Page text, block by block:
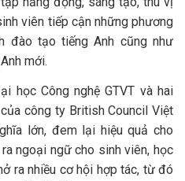
viên tiếp cận những phương
đào tạo tiếng Anh cũng như
mới.
học Công nghệ GTVT và hai
công ty British Council Việt
lớn, đem lại hiệu quả cho
ngoại ngữ cho sinh viên, học
ra nhiều cơ hội hợp tác, từ đó